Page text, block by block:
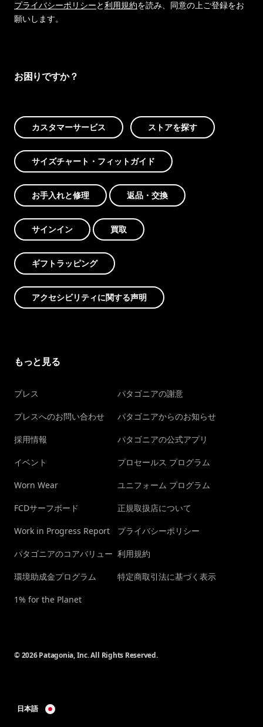
プライバシーポリシーと利用規約を読み、同意の上ご登録をお
願いします。
お困りですか？
カスタマーサービス ストアを探す
サイズチャート・フィットガイド
お手入れと修理 返品・交換
サインイン 買取
ギフトラッピング
アクセシビリティに関する声明
もっと見る
プレス
プレスへのお問い合わせ
採用情報
イベント
Worn Wear
FCDサーフボード
Work in Progress Report
パタゴニアのコアバリュー
環境助成金プログラム
1% for the Planet
パタゴニアの謝意
パタゴニアからのお知らせ
パタゴニアの公式アプリ
プロセールス プログラム
ユニフォーム プログラム
正規取扱店について
プライバシーポリシー
利用規約
特定商取引法に基づく表示
© 2026 Patagonia, Inc. All Rights Reserved.
日本語